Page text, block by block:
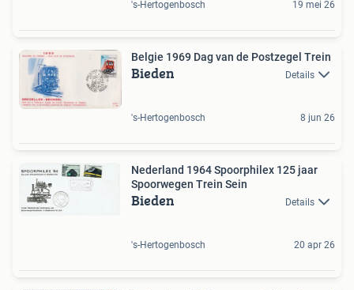
's-Hertogenbosch 19 mei 26
Belgie 1969 Dag van de Postzegel Trein
Bieden Details
's-Hertogenbosch 8 jun 26
Nederland 1964 Spoorphilex 125 jaar
Spoorwegen Trein Sein
Bieden Details
's-Hertogenbosch 20 apr 26